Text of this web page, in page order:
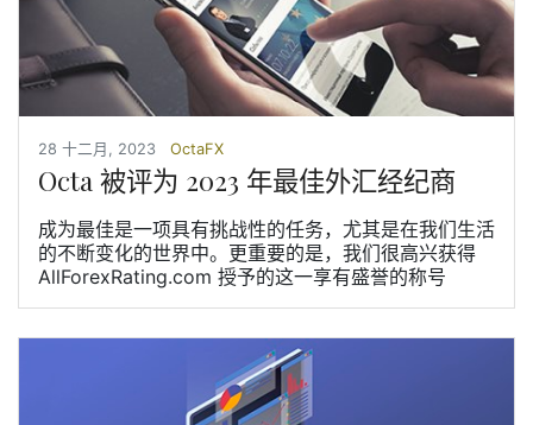
28 十二月, 2023 OctaFX
Octa 被评为 2023 年最佳外汇经纪商
成为最佳是一项具有挑战性的任务，尤其是在我们生活
的不断变化的世界中。更重要的是，我们很高兴获得
AllForexRating.com 授予的这一享有盛誉的称号